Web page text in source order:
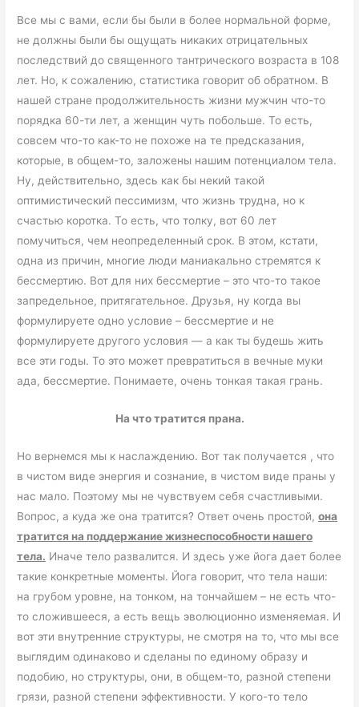
Все мы с вами, если бы были в более нормальной форме,
не должны были бы ощущать никаких отрицательных
последствий до священного тантрического возраста в 108
лет. Но, к сожалению, статистика говорит об обратном. В
нашей стране продолжительность жизни мужчин что-то
порядка 60-ти лет, а женщин чуть побольше. То есть,
совсем что-то как-то не похоже на те предсказания,
которые, в общем-то, заложены нашим потенциалом тела.
Ну, действительно, здесь как бы некий такой
оптимистический пессимизм, что жизнь трудна, но к
счастью коротка. То есть, что толку, вот 60 лет
помучиться, чем неопределенный срок. В этом, кстати,
одна из причин, многие люди маниакально стремятся к
бессмертию. Вот для них бессмертие – это что-то такое
запредельное, притягательное. Друзья, ну когда вы
формулируете одно условие – бессмертие и не
формулируете другого условия — а как ты будешь жить
все эти годы. То это может превратиться в вечные муки
ада, бессмертие. Понимаете, очень тонкая такая грань.
На что тратится прана.
Но вернемся мы к наслаждению. Вот так получается , что
в чистом виде энергия и сознание, в чистом виде праны у
нас мало. Поэтому мы не чувствуем себя счастливыми.
Вопрос, а куда же она тратится? Ответ очень простой,она
тратится на поддержание жизнеспособности нашего
тела. Иначе тело развалится. И здесь уже йога дает более
такие конкретные моменты. Йога говорит, что тела наши:
на грубом уровне, на тонком, на тончайшем – не есть что-
то сложившееся, а есть вещь эволюционно изменяемая. И
вот эти внутренние структуры, не смотря на то, что мы все
выглядим одинаково и сделаны по единому образу и
подобию, но структуры, они, в общем-то, разной степени
грязи, разной степени эффективности. У кого-то тело